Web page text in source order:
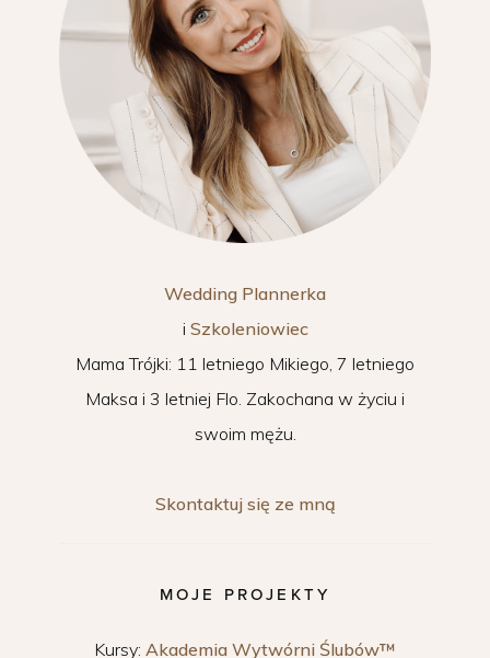
Wedding Plannerka
i Szkoleniowiec
Mama Trójki: 11 letniego Mikiego, 7 letniego
Maksa i 3 letniej Flo. Zakochana w życiu i
swoim mężu.
Skontaktuj się ze mną
MOJE PROJEKTY
Kursy: Akademia Wytwórni Ślubów™